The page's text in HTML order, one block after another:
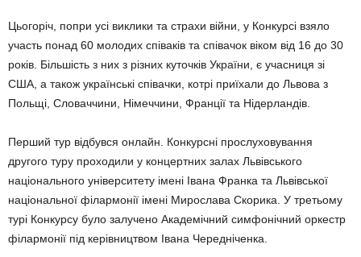
Цьогоріч, попри усі виклики та страхи війни, у Конкурсі взяло
участь понад 60 молодих співаків та співачок віком від 16 до 30
років. Більшість з них з різних куточків України, є учасниця зі
США, а також українські співачки, котрі приїхали до Львова з
Польщі, Словаччини, Німеччини, Франції та Нідерландів.
Перший тур відбувся онлайн. Конкурсні прослуховування
другого туру проходили у концертних залах Львівського
національного університету імені Івана Франка та Львівської
національної філармонії імені Мирослава Скорика. У третьому
турі Конкурсу було залучено Академічний симфонічний оркестр
філармонії під керівництвом Івана Чередніченка.